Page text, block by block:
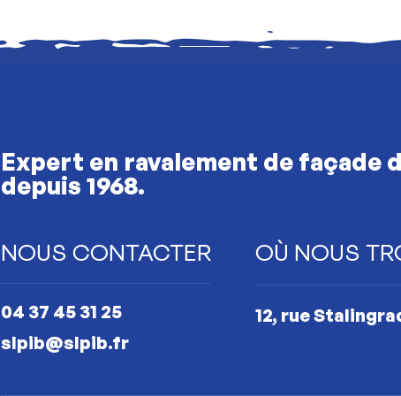
Expert en ravalement de façade
depuis 1968.
NOUS CONTACTER
04 37 45 31 25
slpib@slpib.fr
OÙ NOUS
12, rue